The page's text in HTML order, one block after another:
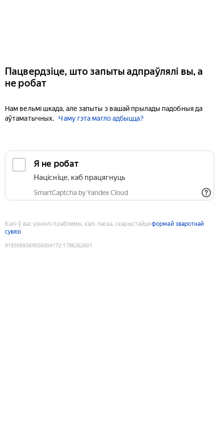
Пацвердзіце, што запыты адпраўлялі вы, а
не робат
Нам вельмі шкада, але запыты з вашай прылады падобныя да
аўтаматычных.
Чаму гэта магло адбыцца?
Я не робат
Націсніце, каб працягнуць
SmartCaptcha by Yandex Cloud
Калі ў вас узніклі праблемы, калі ласка, скарыстайцеформай зваротнай
сувязі
9193589569556004172:1786262601